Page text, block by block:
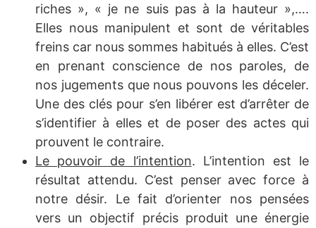
riches », « je ne suis pas à la hauteur »,….
Elles nous manipulent et sont de véritables
freins car nous sommes habitués à elles. C’est
en prenant conscience de nos paroles, de
nos jugements que nous pouvons les déceler.
Une des clés pour s’en libérer est d’arrêter de
s’identifier à elles et de poser des actes qui
prouvent le contraire.
Le pouvoir de l’intention. L’intention est le
résultat attendu. C’est penser avec force à
notre désir. Le fait d’orienter nos pensées
vers un objectif précis produit une énergie